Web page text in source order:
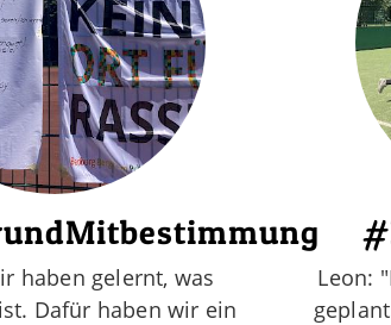
haben gelernt, was
Dafür haben wir ein
Leon: